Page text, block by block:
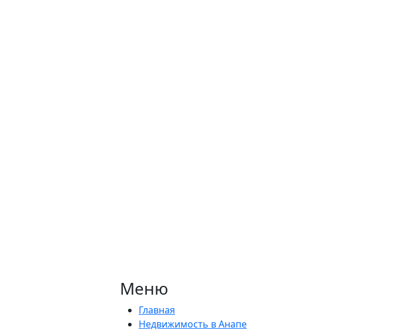
Меню
Главная
Недвижимость в Анапе